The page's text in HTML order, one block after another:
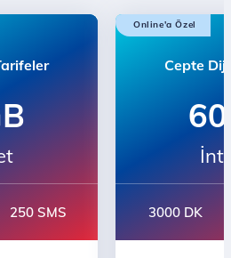
250 SMS
Online'a Özel
Cepte
3000 DK